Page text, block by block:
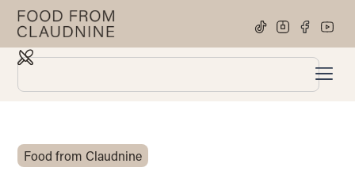
Food from Claudnine